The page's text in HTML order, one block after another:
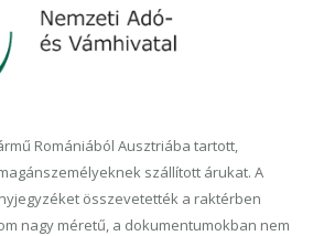
Romániából Ausztriába tartott,
szállított árukat. A
összevetették a raktérben
nagy méretű, a dokumentumokban nem